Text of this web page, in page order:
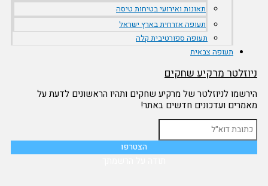
תאונות ואירועי בטיחות טיסה
תעופה אזרחית בארץ ישראל
תעופה ספורטיבית קלה
תעופה צבאית
מרקיע שחקים
לניוזלטר של מרקיע שחקים ותהיו הראשונים לדעת על
ועדכונים חדשים באתר!